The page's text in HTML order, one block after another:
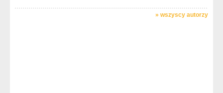
» wszyscy autorzy